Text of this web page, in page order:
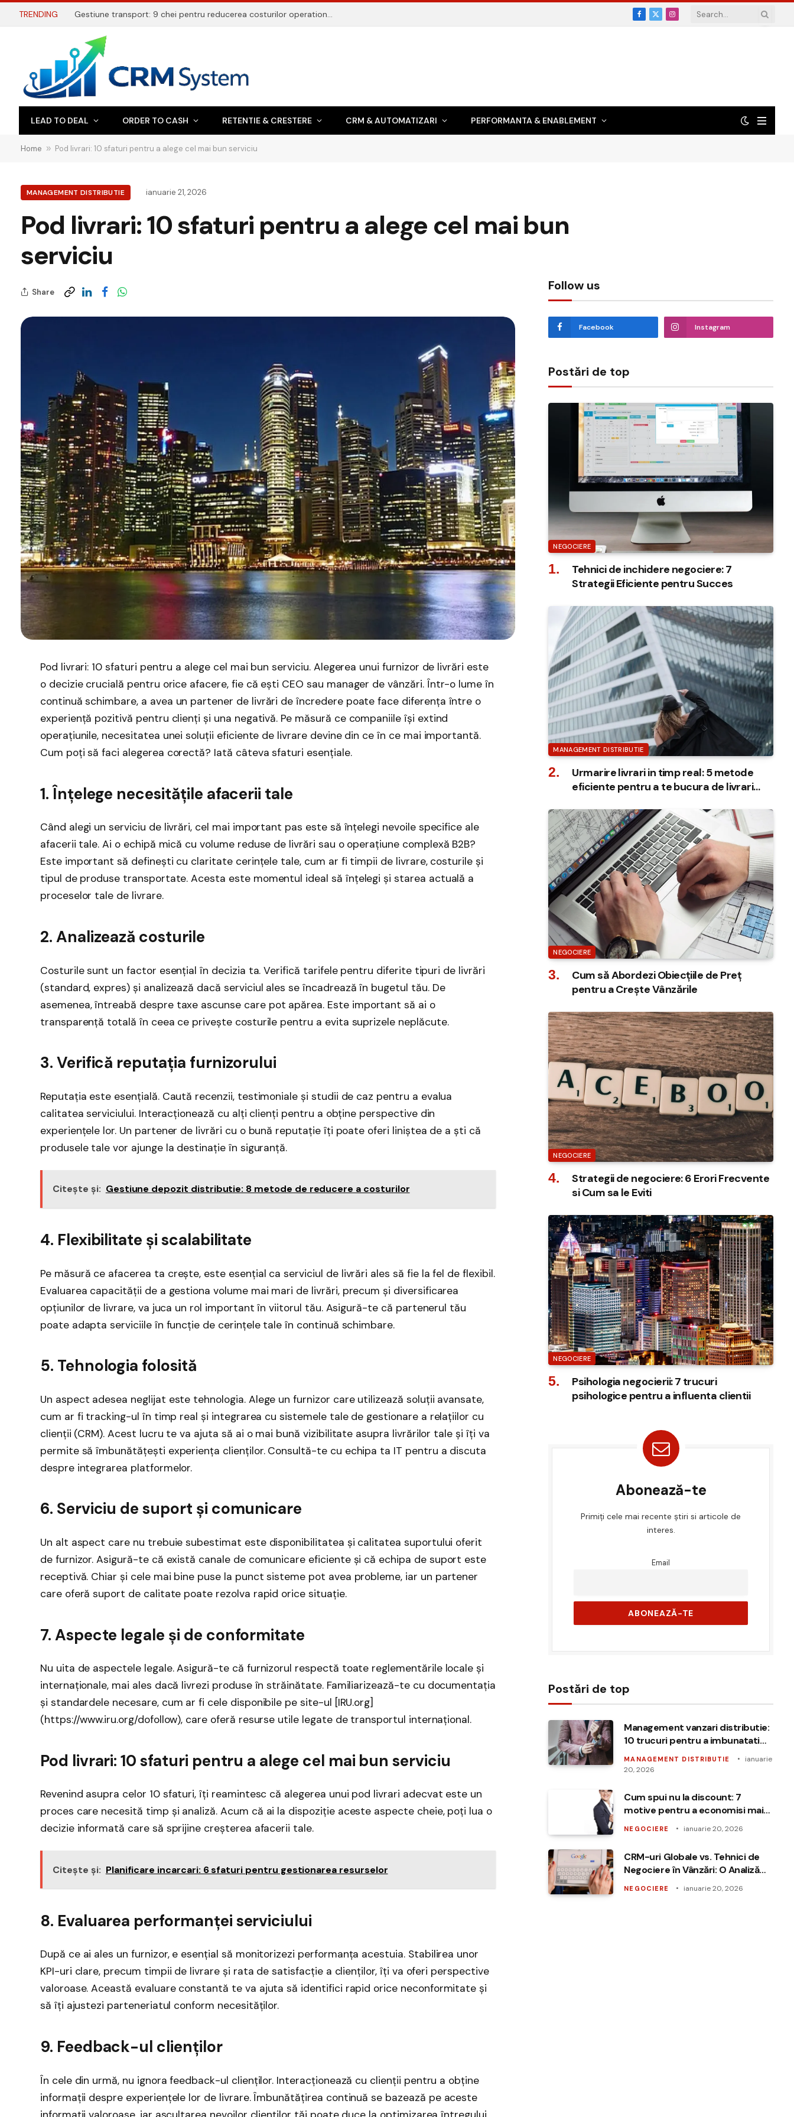
TRENDING Gestiune transport: 9 chei pentru reducerea costurilor operationale Facebook
X
Instagram
LEAD TO DEAL ORDER TO CASH RETENTIE & CRESTERE CRM & AUTOMATIZARI PERFORMANTA & ENABLEMENT
Home » Pod livrari: 10 sfaturi pentru a alege cel mai bun serviciu
MANAGEMENT DISTRIBUTIE ianuarie 21, 2026
Pod livrari: 10 sfaturi pentru a alege cel mai bun
serviciu
Share
Pod livrari: 10 sfaturi pentru a alege cel mai bun serviciu. Alegerea unui furnizor de livrări este
o decizie crucială pentru orice afacere, fie că ești CEO sau manager de vânzări. Într-o lume în
continuă schimbare, a avea un partener de livrări de încredere poate face diferența între o
experiență pozitivă pentru clienți și una negativă. Pe măsură ce companiile își extind
operațiunile, necesitatea unei soluții eficiente de livrare devine din ce în ce mai importantă.
Cum poți să faci alegerea corectă? Iată câteva sfaturi esențiale.
1. Înțelege necesitățile afacerii tale
Când alegi un serviciu de livrări, cel mai important pas este să înțelegi nevoile specifice ale
afacerii tale. Ai o echipă mică cu volume reduse de livrări sau o operațiune complexă B2B?
Este important să definești cu claritate cerințele tale, cum ar fi timpii de livrare, costurile și
tipul de produse transportate. Acesta este momentul ideal să înțelegi și starea actuală a
proceselor tale de livrare.
2. Analizează costurile
Costurile sunt un factor esențial în decizia ta. Verifică tarifele pentru diferite tipuri de livrări
(standard, expres) și analizează dacă serviciul ales se încadrează în bugetul tău. De
asemenea, întreabă despre taxe ascunse care pot apărea. Este important să ai o
transparență totală în ceea ce privește costurile pentru a evita suprizele neplăcute.
3. Verifică reputația furnizorului
Reputația este esențială. Caută recenzii, testimoniale și studii de caz pentru a evalua
calitatea serviciului. Interacționează cu alți clienți pentru a obține perspective din
experiențele lor. Un partener de livrări cu o bună reputație îți poate oferi liniștea de a ști că
produsele tale vor ajunge la destinație în siguranță.
Citește și: Gestiune depozit distributie: 8 metode de reducere a costurilor
4. Flexibilitate și scalabilitate
Pe măsură ce afacerea ta crește, este esențial ca serviciul de livrări ales să fie la fel de flexibil.
Evaluarea capacității de a gestiona volume mai mari de livrări, precum și diversificarea
opțiunilor de livrare, va juca un rol important în viitorul tău. Asigură-te că partenerul tău
poate adapta serviciile în funcție de cerințele tale în continuă schimbare.
5. Tehnologia folosită
Un aspect adesea neglijat este tehnologia. Alege un furnizor care utilizează soluții avansate,
cum ar fi tracking-ul în timp real și integrarea cu sistemele tale de gestionare a relațiilor cu
clienții (CRM). Acest lucru te va ajuta să ai o mai bună vizibilitate asupra livrărilor tale și îți va
permite să îmbunătățești experiența clienților. Consultă-te cu echipa ta IT pentru a discuta
despre integrarea platformelor.
6. Serviciu de suport și comunicare
Un alt aspect care nu trebuie subestimat este disponibilitatea și calitatea suportului oferit
de furnizor. Asigură-te că există canale de comunicare eficiente și că echipa de suport este
receptivă. Chiar și cele mai bine puse la punct sisteme pot avea probleme, iar un partener
care oferă suport de calitate poate rezolva rapid orice situație.
7. Aspecte legale și de conformitate
Nu uita de aspectele legale. Asigură-te că furnizorul respectă toate reglementările locale și
internaționale, mai ales dacă livrezi produse în străinătate. Familiarizează-te cu documentația
și standardele necesare, cum ar fi cele disponibile pe site-ul [IRU.org]
(https://www.iru.org/dofollow), care oferă resurse utile legate de transportul internațional.
Pod livrari: 10 sfaturi pentru a alege cel mai bun serviciu
Revenind asupra celor 10 sfaturi, îți reamintesc că alegerea unui pod livrari adecvat este un
proces care necesită timp și analiză. Acum că ai la dispoziție aceste aspecte cheie, poți lua o
decizie informată care să sprijine creșterea afacerii tale.
Citește și: Planificare incarcari: 6 sfaturi pentru gestionarea resurselor
8. Evaluarea performanței serviciului
După ce ai ales un furnizor, e esențial să monitorizezi performanța acestuia. Stabilirea unor
KPI-uri clare, precum timpii de livrare și rata de satisfacție a clienților, îți va oferi perspective
valoroase. Această evaluare constantă te va ajuta să identifici rapid orice neconformitate și
să îți ajustezi parteneriatul conform necesităților.
9. Feedback-ul clienților
În cele din urmă, nu ignora feedback-ul clienților. Interacționează cu clienții pentru a obține
informații despre experiențele lor de livrare. Îmbunătățirea continuă se bazează pe aceste
Follow us
Facebook Instagram
Postări de top
NEGOCIERE
Tehnici de inchidere negociere: 7
Strategii Eficiente pentru Succes
MANAGEMENT DISTRIBUTIE
Urmarire livrari in timp real: 5 metode
eficiente pentru a te bucura de livrari
NEGOCIERE
Cum să Abordezi Obiecțiile de Preț
pentru a Crește Vânzările
NEGOCIERE
Strategii de negociere: 6 Erori Frecvente
si Cum sa le Eviti
NEGOCIERE
Psihologia negocierii: 7 trucuri
psihologice pentru a influenta clientii
Abonează-te
Primiți cele mai recente știri si articole de
interes.
Email
Postări de top
Management vanzari distributie:
10 trucuri pentru a imbunatati
MANAGEMENT DISTRIBUTIE
ianuarie
20, 2026
Cum spui nu la discount: 7
motive pentru a economisi mai
NEGOCIERE ianuarie 20, 2026
CRM-uri Globale vs. Tehnici de
Negociere în Vânzări: O Analiză
NEGOCIERE ianuarie 20, 2026